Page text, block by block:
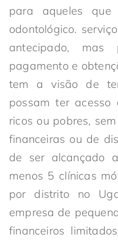
para aqueles que
odontológico.
antecipado, mas
pagamento e
tem a visão de
possam ter acesso
ricos ou pobres,
financeiras ou de
de ser alcançado
menos 5 clínicas
por distrito no
empresa de
financeiros